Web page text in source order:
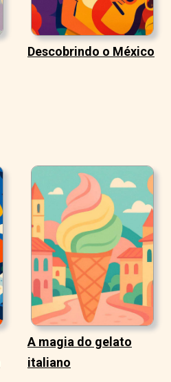
Descobrindo o México
A magia do gelato
italiano